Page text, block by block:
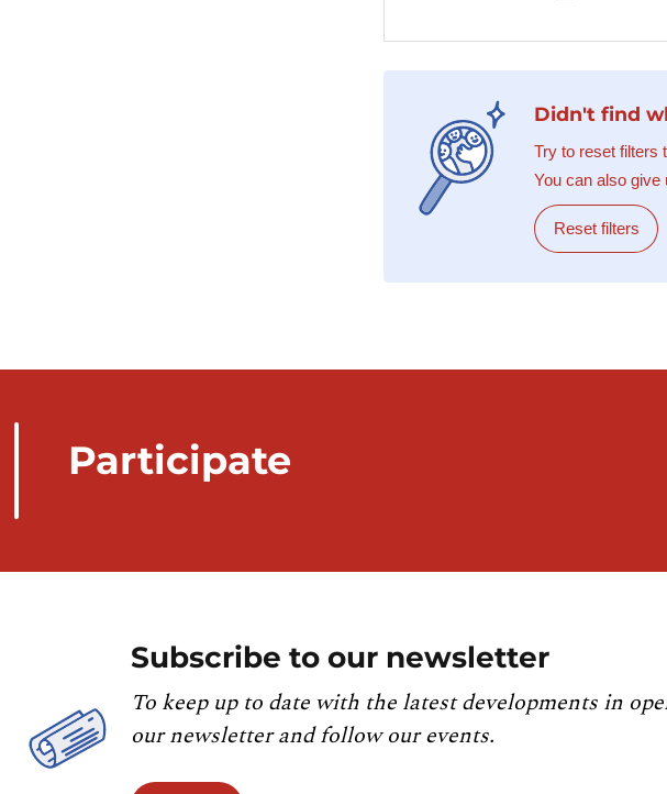
Didn't find
Try to reset filters
You can also give
Reset filters
Participate
Subscribe to our newsletter
To keep up to date with the latest developments in
our newsletter and follow our events.